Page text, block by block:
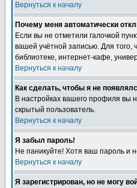
Вернуться к началу
Почему меня автоматически
Если вы не отметили галочкой
вашей учётной записью. Для того,
библиотеке, интернет-кафе,
Вернуться к началу
Как сделать, чтобы я не
В настройках вашего профиля вы
скрытый пользователь.
Вернуться к началу
Я забыл пароль!
Не паникуйте! Хотя ваш пароль и
Вернуться к началу
Я зарегистрирован, но не могу